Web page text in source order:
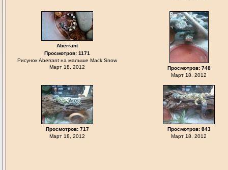
Aberrant
Просмотров: 1171
Рисунок Aberrant на малыше Mack Snow
Март 18, 2012
Просмотров: 748
Март 18, 2012
Просмотров: 717
Март 18, 2012
Просмотров: 843
Март 18, 2012